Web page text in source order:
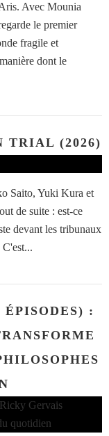
Avec Mounia
le premier
fragile et
dont le
TRIAL (2026)
Saito, Yuki Kura et
de suite : est-ce
devant les tribunaux
C'est...
: